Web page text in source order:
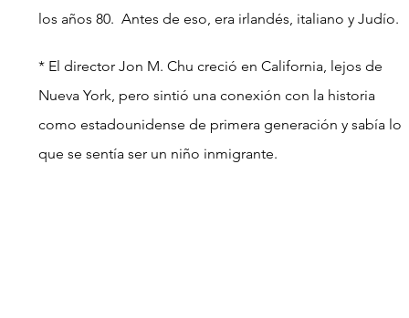
los años 80.  Antes de eso, era irlandés, italiano y Judío.
* El director Jon M. Chu creció en California, lejos de
Nueva York, pero sintió una conexión con la historia
como estadounidense de primera generación y sabía lo
que se sentía ser un niño inmigrante.